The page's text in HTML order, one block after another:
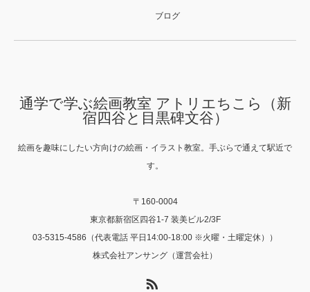
ブログ
通学で学ぶ絵画教室 アトリエちこら（新
宿四谷と目黒碑文谷）
絵画を趣味にしたい方向けの絵画・イラスト教室。手ぶらで通えて駅近で
す。
〒160-0004
東京都新宿区四谷1-7 装美ビル2/3F
03-5315-4586（代表電話 平日14:00-18:00 ※火曜・土曜定休））
株式会社アンサング（運営会社）